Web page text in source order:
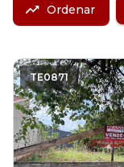
Ordenar
TE0871